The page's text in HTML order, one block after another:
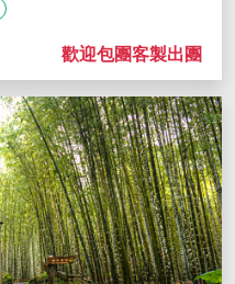
歡迎包團客製出團